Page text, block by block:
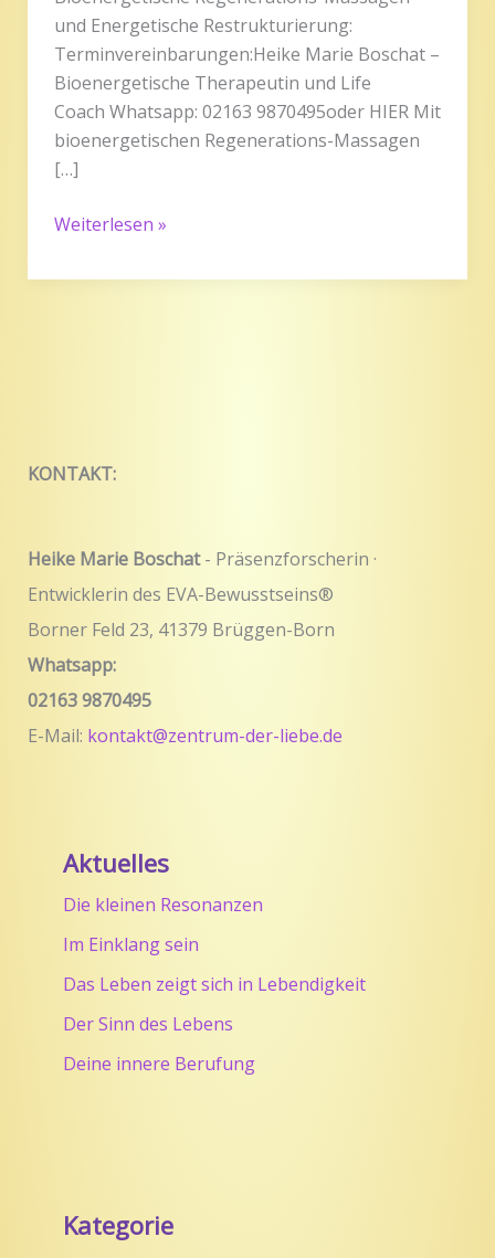
und Energetische Restrukturierung:
Terminvereinbarungen:Heike Marie Boschat –
Bioenergetische Therapeutin und Life
Coach Whatsapp: 02163 9870495oder HIER Mit
bioenergetischen Regenerations-Massagen
[…]
Weiterlesen »
KONTAKT:
Heike Marie Boschat- Präsenzforscherin ·
Entwicklerin des EVA-Bewusstseins®
Borner Feld 23, 41379 Brüggen-Born
Whatsapp:
02163 9870495
E-Mail: kontakt@zentrum-der-liebe.de
Aktuelles
Die kleinen Resonanzen
Im Einklang sein
Das Leben zeigt sich in Lebendigkeit
Der Sinn des Lebens
Deine innere Berufung
Kategorie